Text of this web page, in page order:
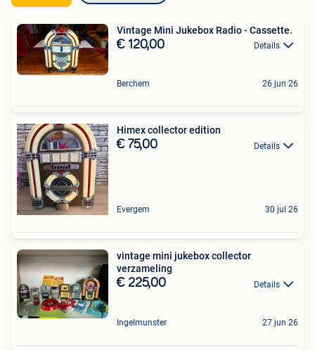
Vintage Mini Jukebox Radio - Cassette.
€ 120,00 Details
Berchem 26 jun 26
Himex collector edition
€ 75,00 Details
Evergem 30 jul 26
vintage mini jukebox collector
verzameling
€ 225,00 Details
Ingelmunster 27 jun 26